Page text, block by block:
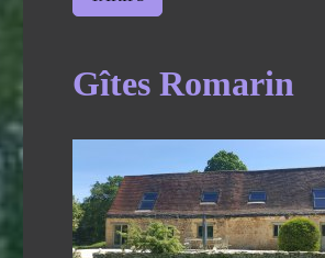
Gîtes Romarin